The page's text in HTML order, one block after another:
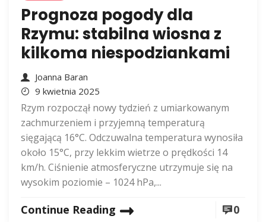
Prognoza pogody dla
Rzymu: stabilna wiosna z
kilkoma niespodziankami
Joanna Baran
9 kwietnia 2025
Rzym rozpoczął nowy tydzień z umiarkowanym
zachmurzeniem i przyjemną temperaturą
sięgającą 16°C. Odczuwalna temperatura wynosiła
około 15°C, przy lekkim wietrze o prędkości 14
km/h. Ciśnienie atmosferyczne utrzymuje się na
wysokim poziomie – 1024 hPa,...
Continue Reading 0